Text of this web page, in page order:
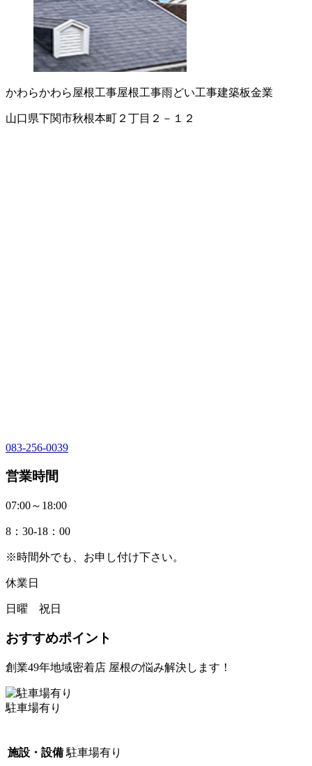
かわらかわら屋根工事屋根工事雨どい工事建築板金業
山口県下関市秋根本町２丁目２－１２
083-256-0039
営業時間
07:00～18:00
8：30-18：00
※時間外でも、お申し付け下さい。
休業日
日曜 祝日
おすすめポイント
創業49年地域密着店 屋根の悩み解決します！
駐車場有り
施設・設備 駐車場有り